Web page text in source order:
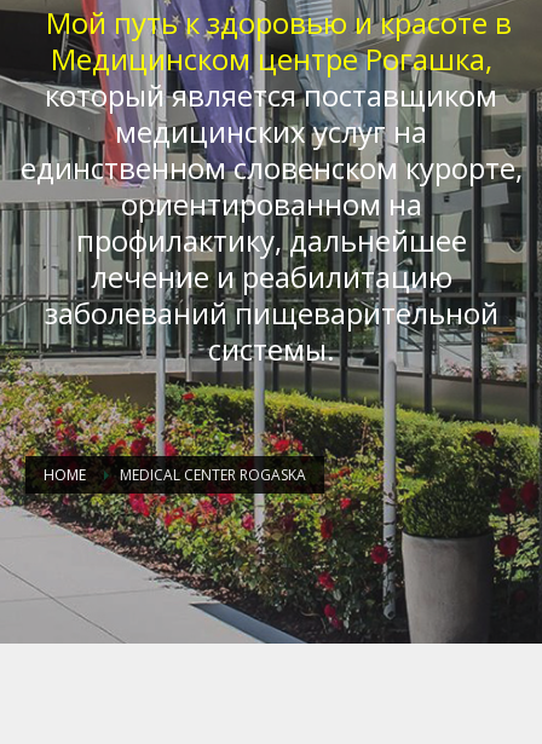
Мой путь к здоровью и красоте в
Медицинском центре Рогашка,
который является поставщиком
медицинских услуг на
единственном словенском курорте,
ориентированном на
профилактику, дальнейшее
лечение и реабилитацию
заболеваний пищеварительной
системы.
HOME MEDICAL CENTER ROGASKA